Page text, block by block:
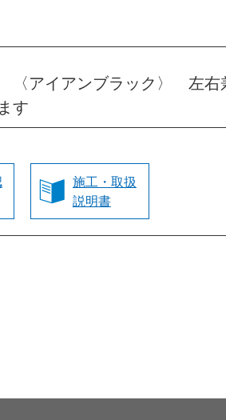
アイアンブラック〉 左
す
施工・取扱
説明書